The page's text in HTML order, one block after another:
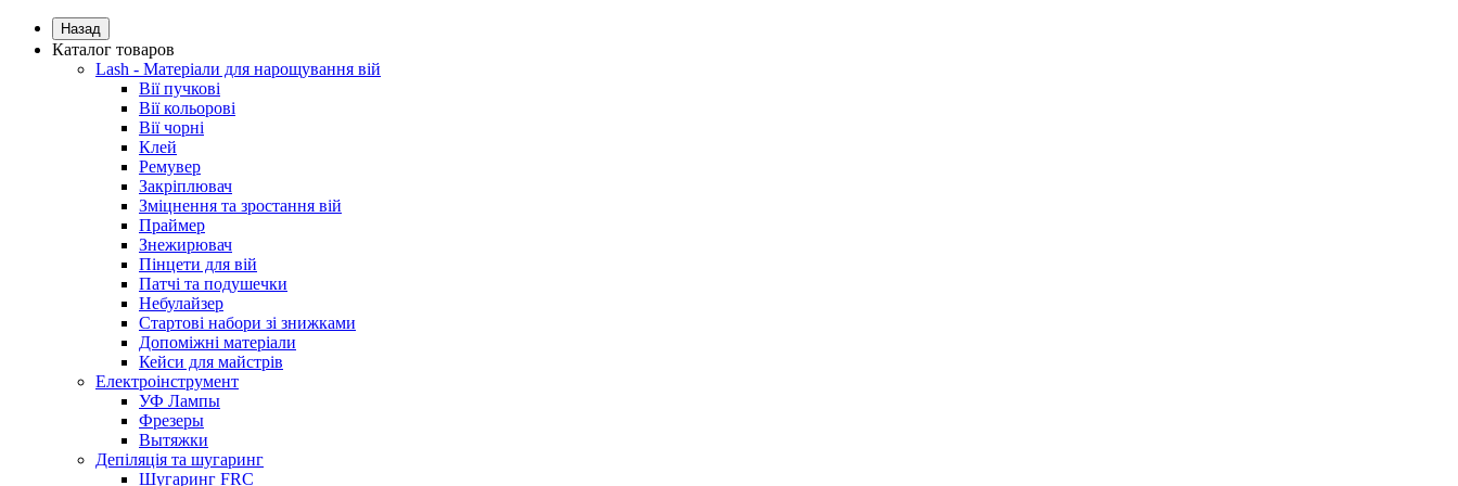
Назад
Каталог товаров
Lash - Матеріали для нарощування вій
Вії пучкові
Вії кольорові
Вії чорні
Клей
Ремувер
Закріплювач
Зміцнення та зростання вій
Праймер
Знежирювач
Пінцети для вій
Патчі та подушечки
Небулайзер
Стартові набори зі знижками
Допоміжні матеріали
Кейси для майстрів
Електроінструмент
УФ Лампы
Фрезеры
Вытяжки
Депіляція та шугаринг
Шугаринг FRC